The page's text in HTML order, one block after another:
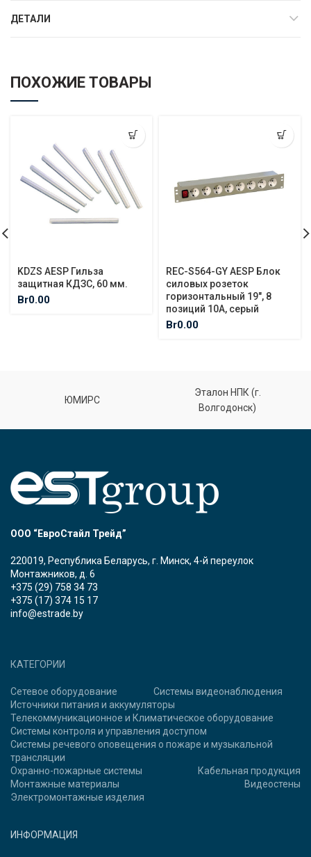
ДЕТАЛИ
ПОХОЖИЕ ТОВАРЫ
KDZS AESP Гильза
защитная КДЗС, 60 мм.
Br0.00
REC-S564-GY AESP Блок
силовых розеток
горизонтальный 19″, 8
позиций 10A, серый
Br0.00
ЮМИРС
Эталон НПК (г.
Волгодонск)
ООО “ЕвроСтайл Трейд”
220019, Республика Беларусь, г. Минск, 4-й переулок
Монтажников, д. 6
+375 (29) 758 34 73
+375 (17) 374 15 17
info@estrade.by
КАТЕГОРИИ
Сетевое оборудование
Системы видеонаблюдения
Источники питания и аккумуляторы
Телекоммуникационное и Климатическое оборудование
Системы контроля и управления доступом
Системы речевого оповещения о пожаре и музыкальной
трансляции
Охранно-пожарные системы
Кабельная продукция
Монтажные материалы
Видеостены
Электромонтажные изделия
ИНФОРМАЦИЯ